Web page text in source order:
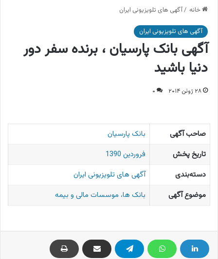
خانه /آگهی های تلویزیونی ایران
آگهی های تلویزیونی ایران
آگهی بانک پارسیان ، برنده سفر دور
دنیا باشید
۲۸ ژوئن ۲۰۱۴ ۰
صاحب آگهی
بانک پارسیان
تاریخ پخش
فروردین 1390
دسته‌بندی
آگهی های تلویزیونی ایران
موضوع آگهی
بانک ها، موسسات مالی و بیمه